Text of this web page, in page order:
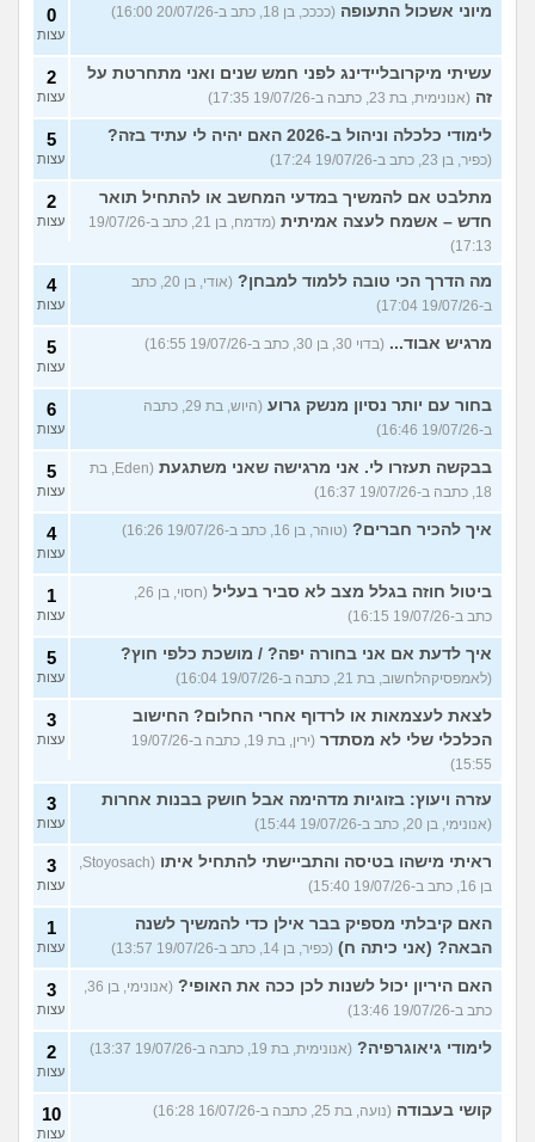
מיוני אשכול התעופה (ככככ, בן 18, כתב ב-20/07/26 16:00) 0
עצות
עשיתי מיקרובליידינג לפני חמש שנים ואני מתחרטת על
זה (אנונימית, בת 23, כתבה ב-19/07/26 17:35)
2
עצות
לימודי כלכלה וניהול ב-2026 האם יהיה לי עתיד בזה?
(כפיר, בן 23, כתב ב-19/07/26 17:24)
5
עצות
מתלבט אם להמשיך במדעי המחשב או להתחיל תואר
חדש – אשמח לעצה אמיתית
(מדמח, בן 21, כתב ב-19/07/26
17:13)
2
עצות
מה הדרך הכי טובה ללמוד למבחן?
(אודי, בן 20, כתב
ב-19/07/26 17:04)
4
עצות
מרגיש אבוד... (בדוי 30, בן 30, כתב ב-19/07/26 16:55) 5
עצות
בחור עם יותר נסיון מנשק גרוע
(היוש, בת 29, כתבה
ב-19/07/26 16:46)
6
עצות
בבקשה תעזרו לי. אני מרגישה שאני משתגעת
(Eden, בת
18, כתבה ב-19/07/26 16:37)
5
עצות
איך להכיר חברים? (טוהר, בן 16, כתב ב-19/07/26 16:26) 4
עצות
ביטול חוזה בגלל מצב לא סביר בעליל
כתב ב-19/07/26 16:15)
1
עצות
איך לדעת אם אני בחורה יפה? / מושכת כלפי חוץ?
(לאמפסיקהלחשוב, בת 21, כתבה ב-19/07/26 16:04)
5
עצות
לצאת לעצמאות או לרדוף אחרי החלום? החישוב
הכלכלי שלי לא מסתדר
(ירין, בת 19, כתבה ב-19/07/26
15:55)
3
עצות
עזרה ויעוץ: בזוגיות מדהימה אבל חושק בבנות אחרות
(אנונימי, בן 20, כתב ב-19/07/26 15:44)
3
עצות
ראיתי מישהו בטיסה והתביישתי להתחיל איתו
בן 16, כתב ב-19/07/26 15:40)
3
עצות
האם קיבלתי מספיק בבר אילן כדי להמשיך לשנה
הבאה? (אני כיתה ח) (כפיר, בן 14, כתב ב-19/07/26 13:57)
1
עצות
האם היריון יכול לשנות לכן ככה את האופי?
כתב ב-19/07/26 13:46)
3
עצות
לימודי גיאוגרפיה? (אנונימית, בת 19, כתבה ב-19/07/26 13:37) 2
עצות
קושי בעבודה (נועה, בת 25, כתבה ב-16/07/26 16:28) 10
עצות